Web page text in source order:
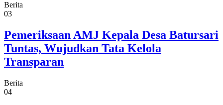
Berita
03
Pemeriksaan AMJ Kepala Desa Batursari
Tuntas, Wujudkan Tata Kelola
Transparan
Berita
04